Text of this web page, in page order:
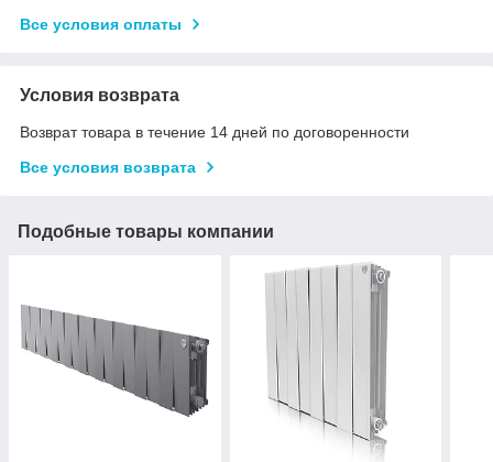
Все условия оплаты
Условия возврата
Возврат товара в течение 14 дней по договоренности
Все условия возврата
Подобные товары компании